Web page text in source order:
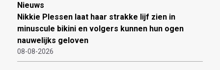
Nieuws
Nikkie Plessen laat haar strakke lijf zien in
minuscule bikini en volgers kunnen hun ogen
nauwelijks geloven
08-08-2026